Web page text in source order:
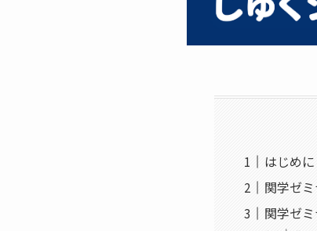
はじめに
関学ゼ
関学ゼ